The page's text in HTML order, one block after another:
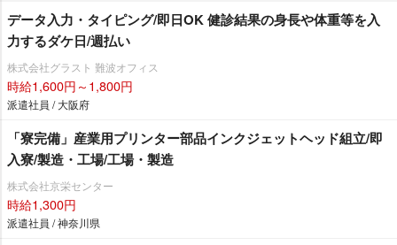
データ入力・タイピング/即日OK 健診結果の身長や体重等を入
力するダケ日/週払い
株式会社グラスト 難波オフィス
時給1,600円～1,800円
派遣社員 / 大阪府
「寮完備」産業用プリンター部品インクジェットヘッド組立/即
入寮/製造・工場/工場・製造
株式会社京栄センター
時給1,300円
派遣社員 / 神奈川県